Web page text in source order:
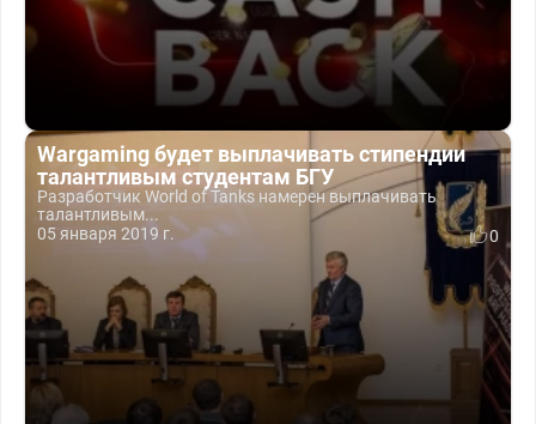
Wargaming будет выплачивать стипендии
талантливым студентам БГУ
Разработчик World of Tanks намерен выплачивать
талантливым...
05 января 2019 г.
0